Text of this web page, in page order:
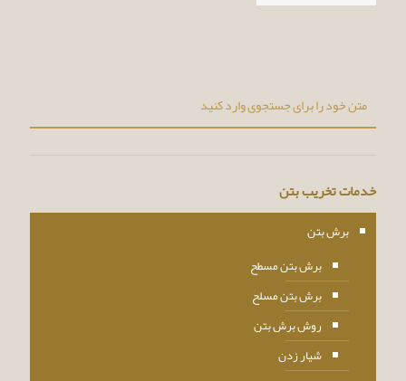
خدمات تخریب بتن
برش بتن
برش بتن مسطح
برش بتن مسلح
روش برش بتن
شیار زدن